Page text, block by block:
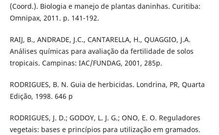
(Coord.). Biologia e manejo de plantas daninhas. Curitiba:
Omnipax, 2011. p. 141-192.
RAIJ, B., ANDRADE, J.C., CANTARELLA, H., QUAGGIO, J.A.
Análises químicas para avaliação da fertilidade de solos
tropicais. Campinas: IAC/FUNDAG, 2001, 285p.
RODRIGUES, B. N. Guia de herbicidas. Londrina, PR, Quarta
Edição, 1998. 646 p
RODRIGUES, J. D.; GODOY, L. J. G.; ONO, E. O. Reguladores
vegetais: bases e princípios para utilização em gramados.